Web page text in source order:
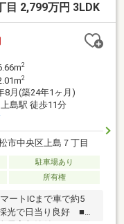
目 2,799万円 3LDK
2
2
8月(築24年1ヶ月)
島駅 徒歩11分
市中央区上島７丁目
駐車場あり
所有権
ートICまで車で約5
光で日当り良好 ■お